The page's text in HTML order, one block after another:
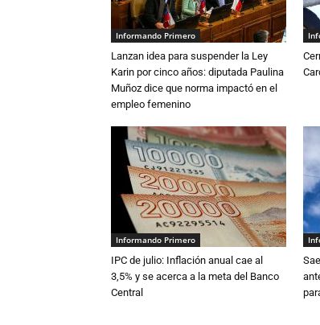
Informando Primero
Lanzan idea para suspender la Ley
Karin por cinco años: diputada Paulina
Muñoz dice que norma impactó en el
empleo femenino
Informando Primero
IPC de julio: Inflación anual cae al
3,5% y se acerca a la meta del Banco
Central